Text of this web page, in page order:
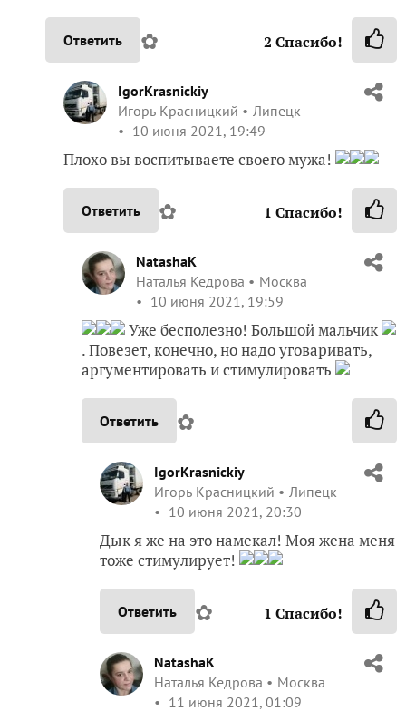
Ответить ✿ 2 Спасибо!
IgorKrasnickiy
Игорь Красницкий
Липецк
10 июня 2021, 19:49
Плохо вы воспитываете своего мужа!
Ответить ✿ 1 Спасибо!
NatashaK
Наталья Кедрова
Москва
10 июня 2021, 19:59
Уже бесполезно! Большой мальчик
. Повезет, конечно, но надо уговаривать,
аргументировать и стимулировать
Ответить ✿
IgorKrasnickiy
Игорь Красницкий
Липецк
10 июня 2021, 20:30
Дык я же на это намекал! Моя жена меня
тоже стимулирует!
Ответить ✿ 1 Спасибо!
NatashaK
Наталья Кедрова
Москва
11 июня 2021, 01:09